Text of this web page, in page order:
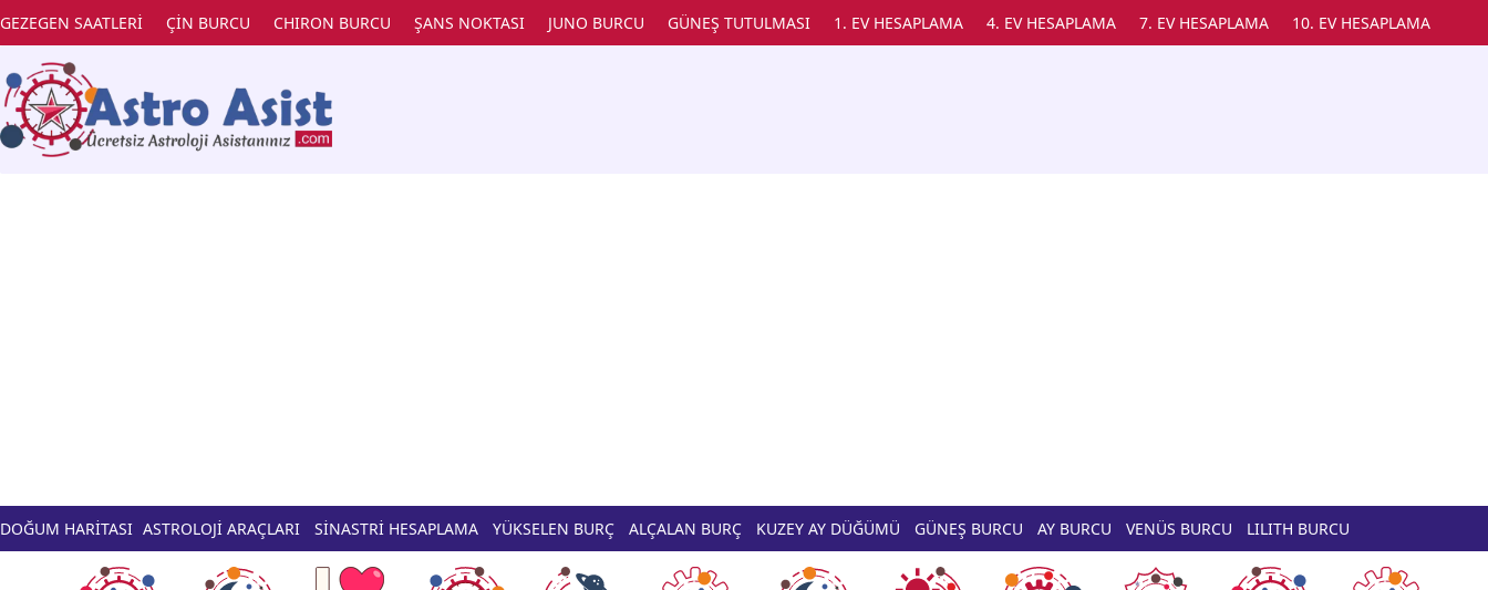
GEZEGEN SAATLERİ ÇİN BURCU CHIRON BURCU ŞANS NOKTASI JUNO BURCU GÜNEŞ TUTULMASI 1. EV HESAPLAMA 4. EV HESAPLAMA 7. EV HESAPLAMA 10. EV HESAPLAMA
DOĞUM HARİTASI ASTROLOJİ ARAÇLARI SİNASTRİ HESAPLAMA YÜKSELEN BURÇ ALÇALAN BURÇ KUZEY AY DÜĞÜMÜ GÜNEŞ BURCU AY BURCU VENÜS BURCU LILITH BURCU